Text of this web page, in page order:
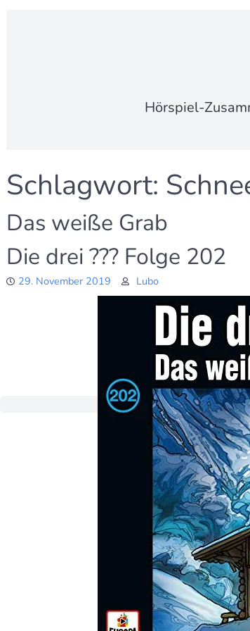
Hörspiel-
Schlagwort:
Das weiße Grab
Die drei ??? Folge 202
29. November 2019 Lubo